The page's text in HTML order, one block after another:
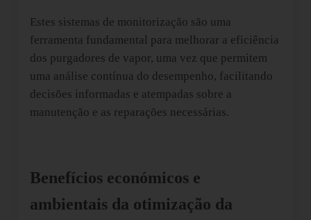
Estes sistemas de monitorização são uma
ferramenta fundamental para melhorar a eficiência
dos purgadores de vapor, uma vez que permitem
uma análise contínua do desempenho, facilitando
decisões informadas e atempadas sobre a
manutenção e as reparações necessárias.
Benefícios económicos e
ambientais da otimização da